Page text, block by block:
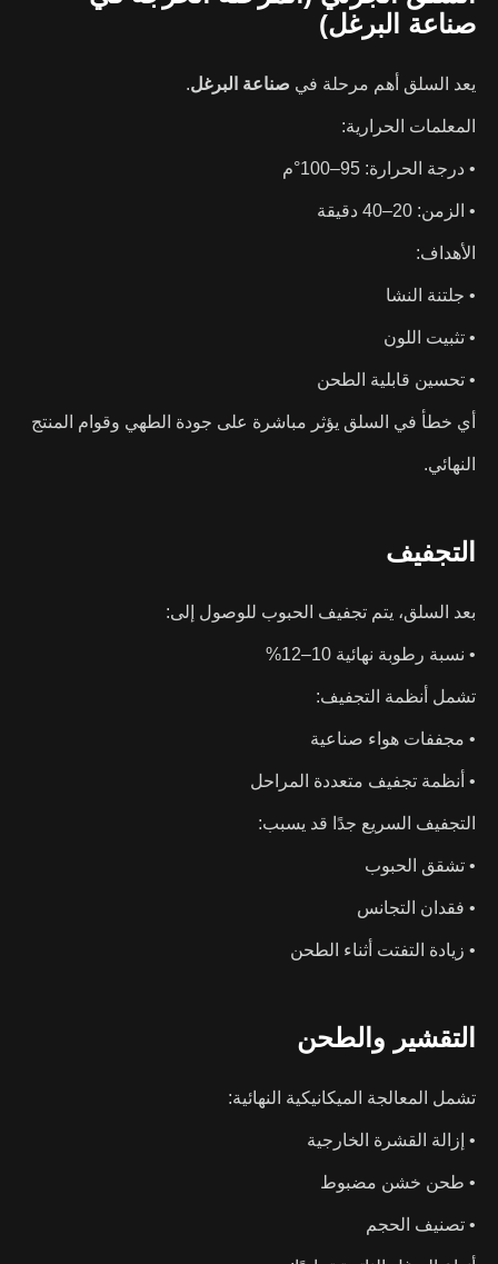
صناعة البرغل)
يعد السلق أهم مرحلة في صناعة البرغل.
المعلمات الحرارية:
• درجة الحرارة: 95–100°م
• الزمن: 20–40 دقيقة
الأهداف:
• جلتنة النشا
• تثبيت اللون
• تحسين قابلية الطحن
أي خطأ في السلق يؤثر مباشرة على جودة الطهي وقوام المنتج
النهائي.
التجفيف
بعد السلق، يتم تجفيف الحبوب للوصول إلى:
• نسبة رطوبة نهائية 10–12%
تشمل أنظمة التجفيف:
• مجففات هواء صناعية
• أنظمة تجفيف متعددة المراحل
التجفيف السريع جدًا قد يسبب:
• تشقق الحبوب
• فقدان التجانس
• زيادة التفتت أثناء الطحن
التقشير والطحن
تشمل المعالجة الميكانيكية النهائية:
• إزالة القشرة الخارجية
• طحن خشن مضبوط
• تصنيف الحجم